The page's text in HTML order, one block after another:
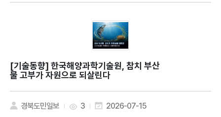
[기술동향]
물 고부가 자원으로 되살린다
경북도민일보 3 2026-07-15